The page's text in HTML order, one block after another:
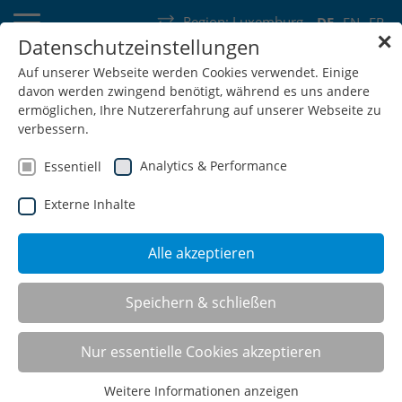
DE EN FR
Region: Luxemburg
Deutschland Schweiz Österreich Belgien Frankreich
Luxemburg Niederlande Wallonie
SHOP
Durchlaufregale
✕
Datenschutzeinstellungen
Auf unserer Webseite werden Cookies verwendet. Einige
davon werden zwingend benötigt, während es uns andere
ermöglichen, Ihre Nutzererfahrung auf unserer Webseite zu
verbessern.
Essentiell Analytics & Performance
Externe Inhalte
Alle akzeptieren
Speichern & schließen
Nur essentielle Cookies akzeptieren
Weitere Informationen anzeigen